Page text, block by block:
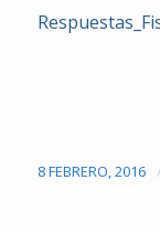
8 FEBRERO, 2016